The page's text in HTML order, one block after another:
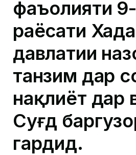
фаъолияти 9-
раёсати
давлатии
танзим дар
нақлиёт дар
Суғд
гардид.